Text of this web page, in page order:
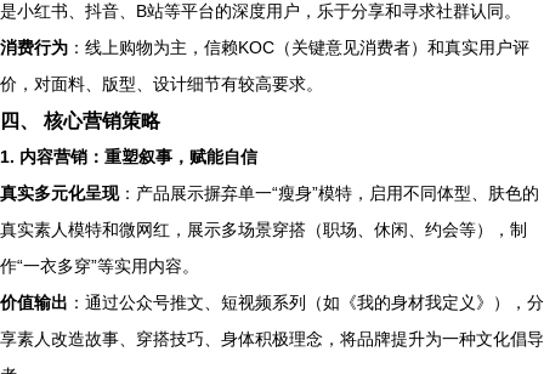
是小红书、抖音、B站等平台的深度用户，乐于分享和寻求社群认同。
消费行为 ：线上购物为主，信赖KOC（关键意见消费者）和真实用户评
价，对面料、版型、设计细节有较高要求。
四、 核心营销策略
1. 内容营销：重塑叙事，赋能自信
真实多元化呈现：产品展示摒弃单一“瘦身”模特，启用不同体型、肤色的
真实素人模特和微网红，展示多场景穿搭（职场、休闲、约会等），制
作“一衣多穿”等实用内容。
价值输出 ：通过公众号推文、短视频系列（如《我的身材我定义》），分
享素人改造故事、穿搭技巧、身体积极理念，将品牌提升为一种文化倡导